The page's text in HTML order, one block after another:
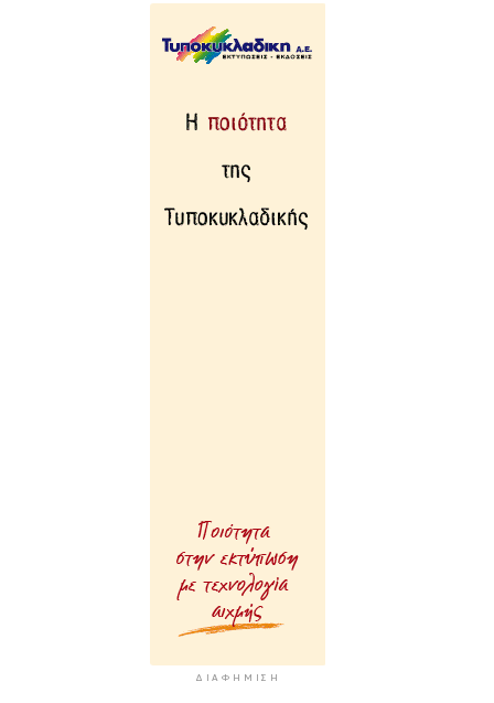
ΔΙΑΦΉΜΙΣΗ